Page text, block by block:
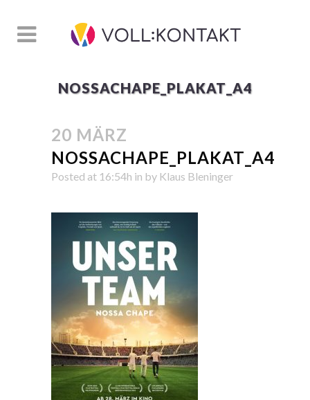
NOSSACHAPE_PLAKAT_A4
20 MÄRZ
NOSSACHAPE_PLAKAT_A4
Posted at 16:54h in by Klaus Bleninger